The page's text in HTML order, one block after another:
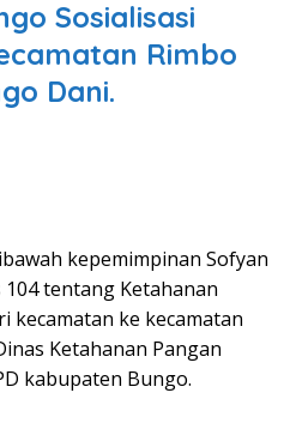
Sosialisasi
Rimbo
Dani.
kepemimpinan Sofyan
104 tentang Ketahanan
kecamatan ke kecamatan
Ketahanan Pangan
kabupaten Bungo.